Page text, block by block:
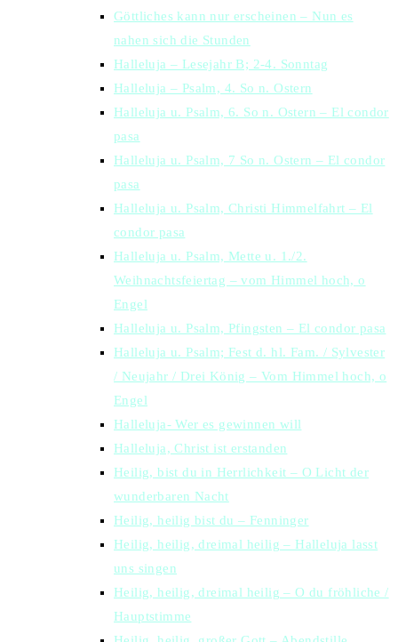
Göttliches kann nur erscheinen – Nun es
nahen sich die Stunden
Halleluja – Lesejahr B; 2-4. Sonntag
Halleluja – Psalm, 4. So n. Ostern
Halleluja u. Psalm, 6. So n. Ostern – El condor
pasa
Halleluja u. Psalm, 7 So n. Ostern – El condor
pasa
Halleluja u. Psalm, Christi Himmelfahrt – El
condor pasa
Halleluja u. Psalm, Mette u. 1./2.
Weihnachtsfeiertag – vom Himmel hoch, o
Engel
Halleluja u. Psalm, Pfingsten – El condor pasa
Halleluja u. Psalm; Fest d. hl. Fam. / Sylvester
/ Neujahr / Drei König – Vom Himmel hoch, o
Engel
Halleluja- Wer es gewinnen will
Halleluja, Christ ist erstanden
Heilig, bist du in Herrlichkeit – O Licht der
wunderbaren Nacht
Heilig, heilig bist du – Fenninger
Heilig, heilig, dreimal heilig – Halleluja lasst
uns singen
Heilig, heilig, dreimal heilig – O du fröhliche /
Hauptstimme